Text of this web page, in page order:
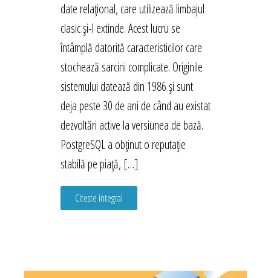
date relațional, care utilizează limbajul
clasic și-l extinde. Acest lucru se
întâmplă datorită caracteristicilor care
stochează sarcini complicate. Originile
sistemului datează din 1986 și sunt
deja peste 30 de ani de când au existat
dezvoltări active la versiunea de bază.
PostgreSQL a obținut o reputație
stabilă pe piață, […]
Citeste integral